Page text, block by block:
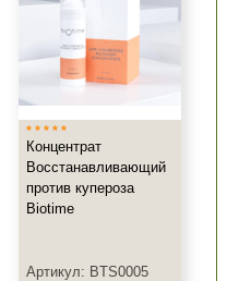
Концентрат
Восстанавливающий
против купероза
Biotime
Артикул: BTS0005